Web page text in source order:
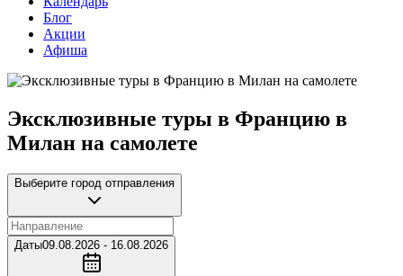
Блог
Акции
Афиша
Эксклюзивные туры в Францию в
Милан на самолете
Выберите город отправления
Даты09.08.2026 - 16.08.2026